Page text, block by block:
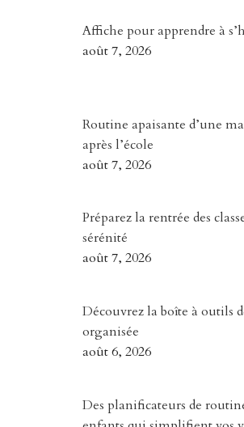
Affiche pour apprendre à
août 7, 2026
Routine apaisante d’une
après l’école
août 7, 2026
Préparez la rentrée des
sérénité
août 7, 2026
Découvrez la boîte à outils
organisée
août 6, 2026
Des planificateurs de